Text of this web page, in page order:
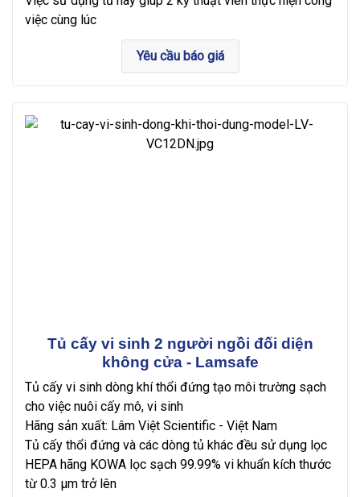
việc cùng lúc
Yêu cầu báo giá
Tủ cấy vi sinh 2 người ngồi đối diện
không cửa - Lamsafe
Tủ cấy vi sinh dòng khí thổi đứng tạo môi trường sạch
cho việc nuôi cấy mô, vi sinh
Hãng sản xuất: Lâm Việt Scientific - Việt Nam
Tủ cấy thổi đứng và các dòng tủ khác đều sử dụng lọc
HEPA hãng KOWA lọc sạch 99.99% vi khuẩn kích thước
từ 0.3 µm trở lên